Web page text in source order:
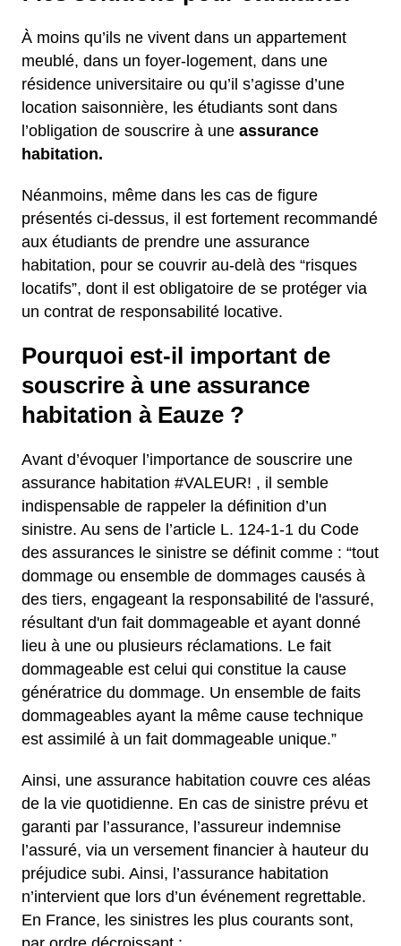
À moins qu’ils ne vivent dans un appartement
meublé, dans un foyer-logement, dans une
résidence universitaire ou qu’il s’agisse d’une
location saisonnière, les étudiants sont dans
l’obligation de souscrire à une assurance
habitation.
Néanmoins, même dans les cas de figure
présentés ci-dessus, il est fortement recommandé
aux étudiants de prendre une assurance
habitation, pour se couvrir au-delà des “risques
locatifs”, dont il est obligatoire de se protéger via
un contrat de responsabilité locative.
Pourquoi est-il important de
souscrire à une assurance
habitation à Eauze ?
Avant d’évoquer l’importance de souscrire une
assurance habitation #VALEUR! , il semble
indispensable de rappeler la définition d’un
sinistre. Au sens de l’article L. 124-1-1 du Code
des assurances le sinistre se définit comme : “tout
dommage ou ensemble de dommages causés à
des tiers, engageant la responsabilité de l'assuré,
résultant d'un fait dommageable et ayant donné
lieu à une ou plusieurs réclamations. Le fait
dommageable est celui qui constitue la cause
génératrice du dommage. Un ensemble de faits
dommageables ayant la même cause technique
est assimilé à un fait dommageable unique.”
Ainsi, une assurance habitation couvre ces aléas
de la vie quotidienne. En cas de sinistre prévu et
garanti par l’assurance, l’assureur indemnise
l’assuré, via un versement financier à hauteur du
préjudice subi. Ainsi, l’assurance habitation
n’intervient que lors d’un événement regrettable.
En France, les sinistres les plus courants sont,